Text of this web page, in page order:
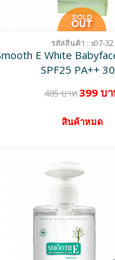
รหัสสินค้า : s07-32
E White
SPF25 PA++
485 บาท399 บ
สินค้าหมด